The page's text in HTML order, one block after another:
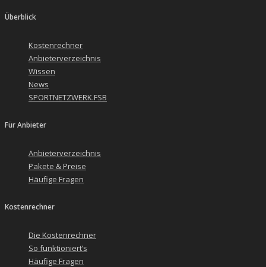
Überblick
Kostenrechner
Anbieterverzeichnis
Wissen
News
SPORTNETZWERK.FSB
Für Anbieter
Anbieterverzeichnis
Pakete & Preise
Häufige Fragen
Kostenrechner
Die Kostenrechner
So funktioniert’s
Häufige Fragen